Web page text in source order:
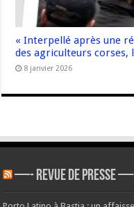
« Interpellé après une
des agriculteurs corses,
8 janvier 2026
—- REVUE DE PRESSE